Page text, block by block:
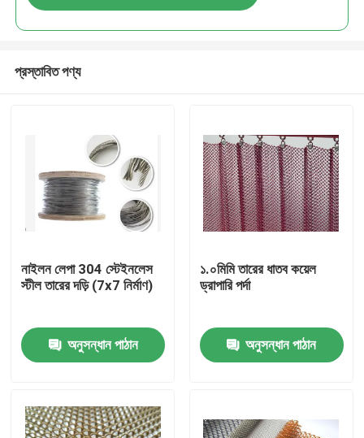
বাড়ি
প্রস্তাবিত পণ্য
নাইলন লেপা 304 স্টেইনলেস
স্টীল তারের দড়ি (7x7 নির্মাণ)
অনুসন্ধান পাঠান
১.০মিমি তারের ধাতব কয়েল
ড্রাপারি পর্দা
অনুসন্ধান পাঠান